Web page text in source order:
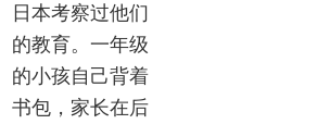
日本考察过他们
的教育。一年级
的小孩自己背着
书包，家长在后